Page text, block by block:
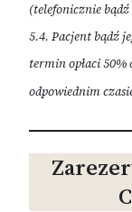
(telefonicznie
5.4. Pacjent bądź
termin opłaci 50%
odpowiednim